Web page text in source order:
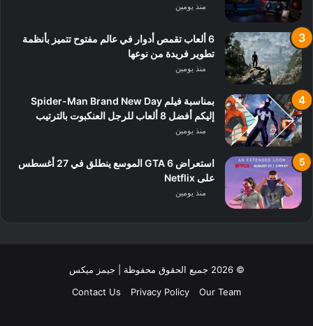
منذ يومين
6 ألعاب تقمص أدوار في عالم مفتوح تتميز بأنظمة
تطوير فريدة من نوعها
منذ يومين
بمناسبة فيلم Spider-Man Brand New Day
إليكم أفضل 8 ألعاب للرجل العنكبوت بالترتيب
منذ يومين
استعراض GTA 6 الموسع ينطلق في 27 أغسطس
على Netflix
منذ يومين
© 2026 جميع الحقوق محفوظة | جيمز ميكس
Our Team
Privacy Policy
Contact Us